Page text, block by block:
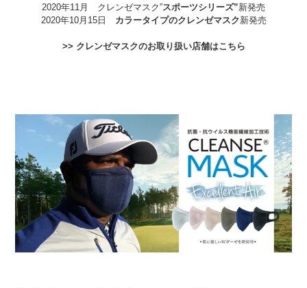
2020年11月 クレンゼマスク”スポーツシリーズ”新発売
2020年10月15日 カラータイプのクレンゼマスク新発売
>> クレンゼマスクのお取り扱い店舗はこちら